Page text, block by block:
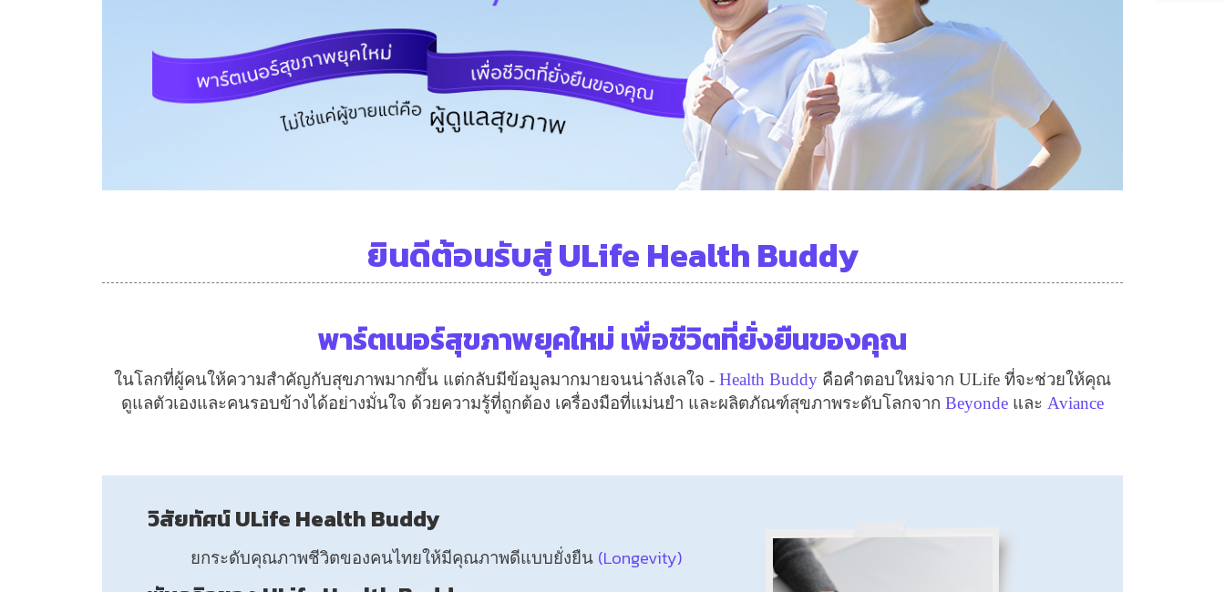
ยินดีต้อนรับสู่ ULife Health Buddy
พาร์ตเนอร์สุขภาพยุคใหม่ เพื่อชีวิตที่ยั่งยืนของคุณ
ในโลกที่ผู้คนให้ความสำคัญกับสุขภาพมากขึ้น แต่กลับมีข้อมูลมากมายจนน่าลังเลใจ - Health Buddy คือคำตอบใหม่จาก ULife ที่จะช่วยให้คุณ
ดูแลตัวเองและคนรอบข้างได้อย่างมั่นใจ ด้วยความรู้ที่ถูกต้อง เครื่องมือที่แม่นยำ และผลิตภัณฑ์สุขภาพระดับโลกจาก Beyonde และ Aviance
วิสัยทัศน์ ULife Health Buddy
ยกระดับคุณภาพชีวิตของคนไทยให้มีคุณภาพดีแบบยั่งยืน (Longevity)